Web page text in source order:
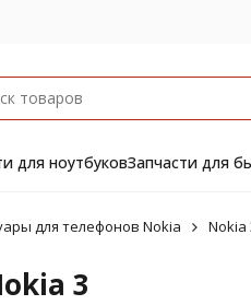
для ноутбуковЗапчасти для
для телефонов Nokia Nokia
3